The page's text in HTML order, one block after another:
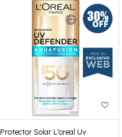
Protector Solar L'oreal Uv